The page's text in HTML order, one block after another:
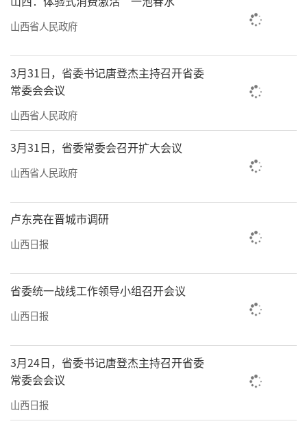
山西省人民政府
3月31日，省委书记唐登杰主持召开省委
常委会会议
山西省人民政府
3月31日，省委常委会召开扩大会议
山西省人民政府
卢东亮在晋城市调研
山西日报
省委统一战线工作领导小组召开会议
山西日报
3月24日，省委书记唐登杰主持召开省委
常委会会议
山西日报